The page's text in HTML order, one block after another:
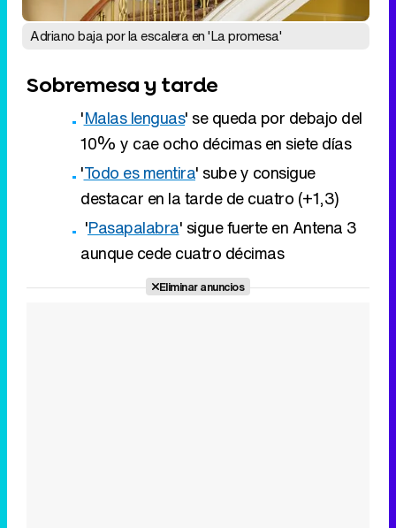
Adriano baja por la escalera en 'La promesa'
Sobremesa y tarde
'Malas lenguas' se queda por debajo del
10% y cae ocho décimas en siete días
'Todo es mentira' sube y consigue
destacar en la tarde de cuatro (+1,3)
'Pasapalabra' sigue fuerte en Antena 3
aunque cede cuatro décimas
Eliminar anuncios